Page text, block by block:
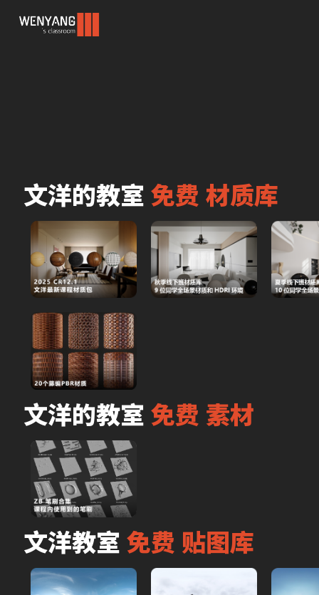
文洋的教室 免费 材质库
文洋的教室 免费 素材
文洋教室 免费 贴图库